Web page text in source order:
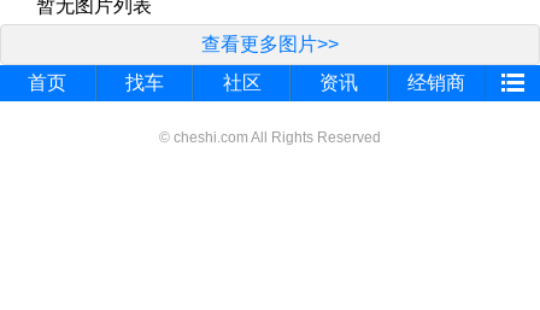
暂无图片列表
查看更多图片>>
首页
找车 社区 资讯 经销商
© cheshi.com All Rights Reserved